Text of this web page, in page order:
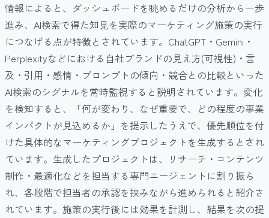
情報によると、ダッシュボードを眺めるだけの分析から一歩
進み、AI検索で得た知見を実際のマーケティング施策の実行
につなげる点が特徴とされています。ChatGPT・Gemini・
Perplexityなどにおける自社ブランドの見え方(可視性)・言
及・引用・感情・プロンプトの傾向・競合との比較といった
AI検索のシグナルを常時監視すると説明されています。変化
を検知すると、「何が変わり、なぜ重要で、どの程度の事業
インパクトが見込めるか」を提示したうえで、優先順位を付
けた具体的なマーケティングプロジェクトを生成するとされ
ています。生成したプロジェクトは、リサーチ・コンテンツ
制作・最適化などを担当する専門エージェントに割り振ら
れ、各段階で担当者の承認を挟みながら進められると紹介さ
れています。施策の実行後には効果を計測し、結果を次の提